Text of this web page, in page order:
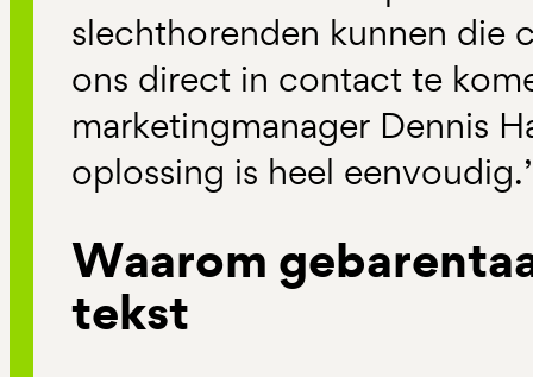
slechthorenden kunnen die
ons direct in contact te
marketingmanager Dennis
oplossing is heel eenvoudig.’
Waarom
tekst